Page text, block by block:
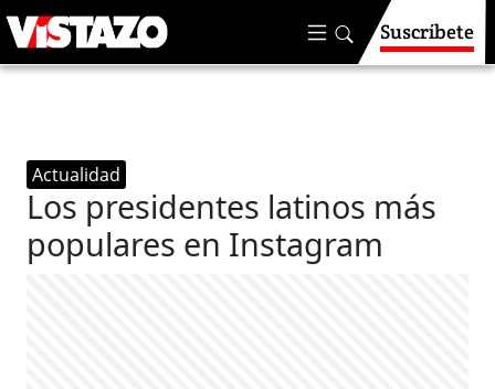
Suscríbete
Actualidad
Los presidentes latinos más
populares en Instagram